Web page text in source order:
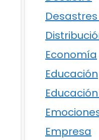
Economía
Educación
Empresa